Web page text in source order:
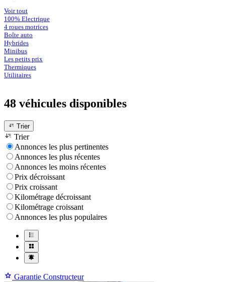
Voir tout
100% Electrique
4 roues motrices
Boîte auto
Hybrides
Minibus
Les petits prix
Thermiques
Utilitaires
48 véhicules disponibles
Trier
Trier
Annonces les plus pertinentes
Annonces les plus récentes
Annonces les moins récentes
Prix décroissant
Prix croissant
Kilométrage décroissant
Kilométrage croissant
Annonces les plus populaires
Garantie Constructeur